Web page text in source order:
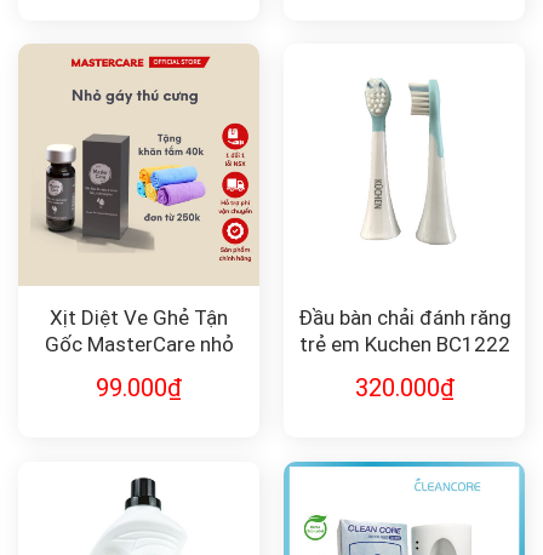
Xịt Diệt Ve Ghẻ Tận
Gốc MasterCare nhỏ
99.000₫
Đầu bàn chải đánh răng
trẻ em Kuchen BC1222
320.000₫